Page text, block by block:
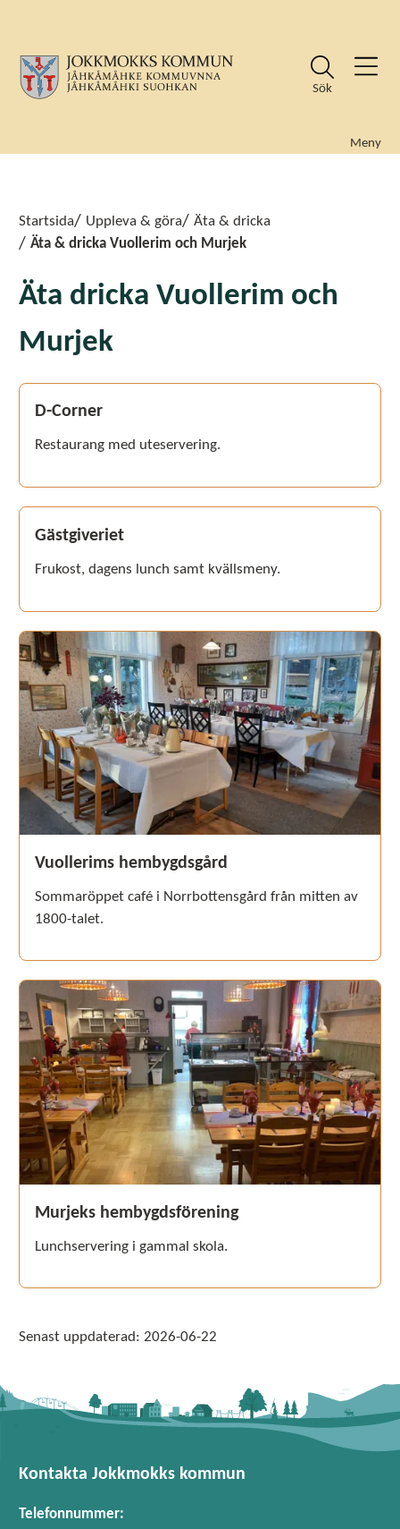
Sök
Meny
Startsida Uppleva & göra
Äta & dricka
Äta & dricka Vuollerim och Murjek
Äta dricka Vuollerim och
Murjek
D-Corner
Restaurang med uteservering.
Gästgiveriet
Frukost, dagens lunch samt kvällsmeny.
Vuollerims hembygdsgård
Sommaröppet café i Norrbottensgård från mitten av
1800-talet.
Murjeks hembygdsförening
Lunchservering i gammal skola.
Senast uppdaterad: 2026-06-22
Kontakta Jokkmokks kommun
Telefonnummer: